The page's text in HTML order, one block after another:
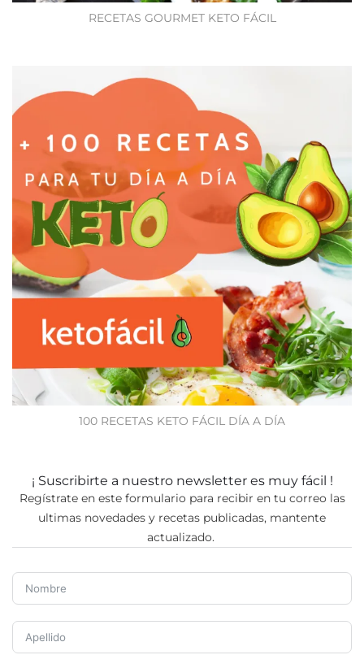
RECETAS GOURMET KETO FÁCIL
100 RECETAS KETO FÁCIL DÍA A DÍA
¡ Suscribirte a nuestro newsletter es muy fácil !
Regístrate en este formulario para recibir en tu correo las
ultimas novedades y recetas publicadas, mantente
actualizado.